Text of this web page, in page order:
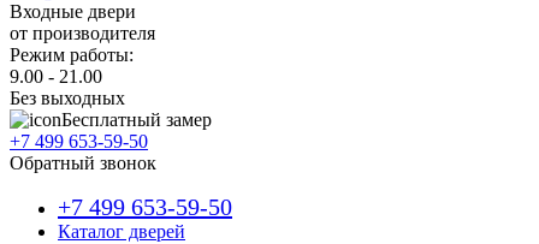
Входные двери
от производителя
Режим работы:
9.00 - 21.00
Без выходных
Бесплатный замер
+7 499 653-59-50
Обратный звонок
+7 499 653-59-50
Каталог дверей